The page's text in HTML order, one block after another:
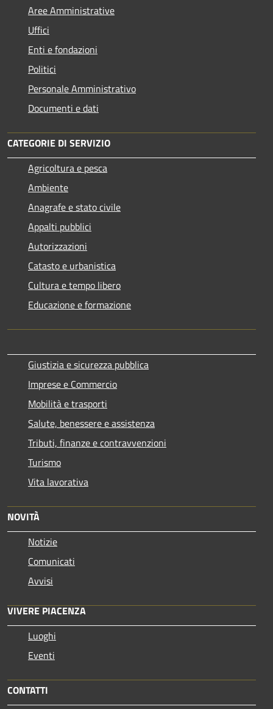
Aree Amministrative
Uffici
Enti e fondazioni
Politici
Personale Amministrativo
Documenti e dati
CATEGORIE DI SERVIZIO
Agricoltura e pesca
Ambiente
Anagrafe e stato civile
Appalti pubblici
Autorizzazioni
Catasto e urbanistica
Cultura e tempo libero
Educazione e formazione
Giustizia e sicurezza pubblica
Imprese e Commercio
Mobilità e trasporti
Salute, benessere e assistenza
Tributi, finanze e contravvenzioni
Turismo
Vita lavorativa
NOVITÀ
Notizie
Comunicati
Avvisi
VIVERE PIACENZA
Luoghi
Eventi
CONTATTI